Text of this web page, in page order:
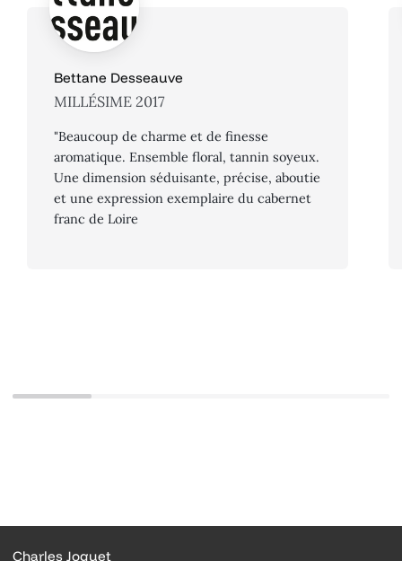
Bettane Desseauve
MILLÉSIME 2017
"Beaucoup de charme et de finesse
aromatique. Ensemble floral, tannin soyeux.
Une dimension séduisante, précise, aboutie
et une expression exemplaire du cabernet
franc de Loire
Charles Joguet